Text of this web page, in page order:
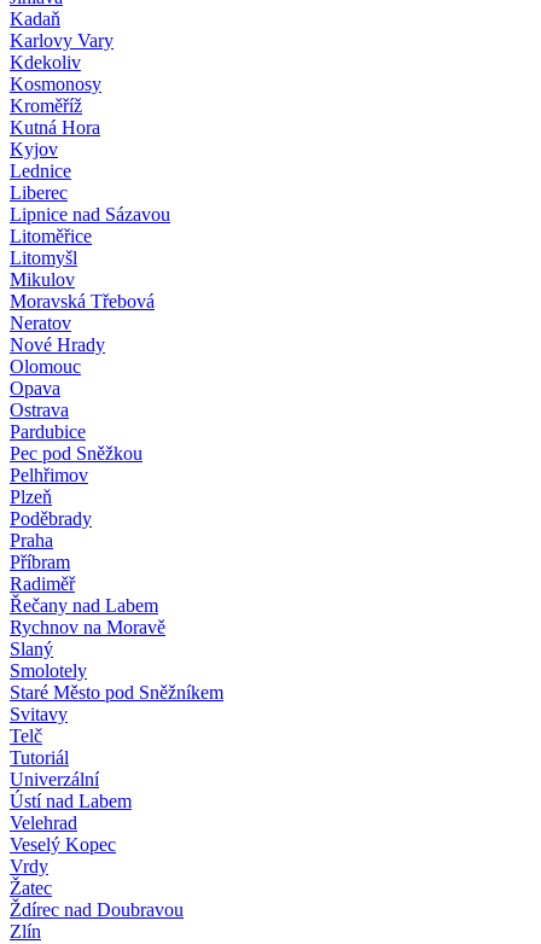
Kadaň
Karlovy Vary
Kdekoliv
Kosmonosy
Kroměříž
Kutná Hora
Kyjov
Lednice
Liberec
Lipnice nad Sázavou
Litoměřice
Litomyšl
Mikulov
Moravská Třebová
Neratov
Nové Hrady
Olomouc
Opava
Ostrava
Pardubice
Pec pod Sněžkou
Pelhřimov
Plzeň
Poděbrady
Praha
Příbram
Radiměř
Řečany nad Labem
Rychnov na Moravě
Slaný
Smolotely
Staré Město pod Sněžníkem
Svitavy
Telč
Tutoriál
Univerzální
Ústí nad Labem
Velehrad
Veselý Kopec
Vrdy
Žatec
Ždírec nad Doubravou
Zlín